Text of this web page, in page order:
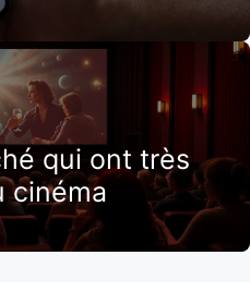
qui ont très
cinéma